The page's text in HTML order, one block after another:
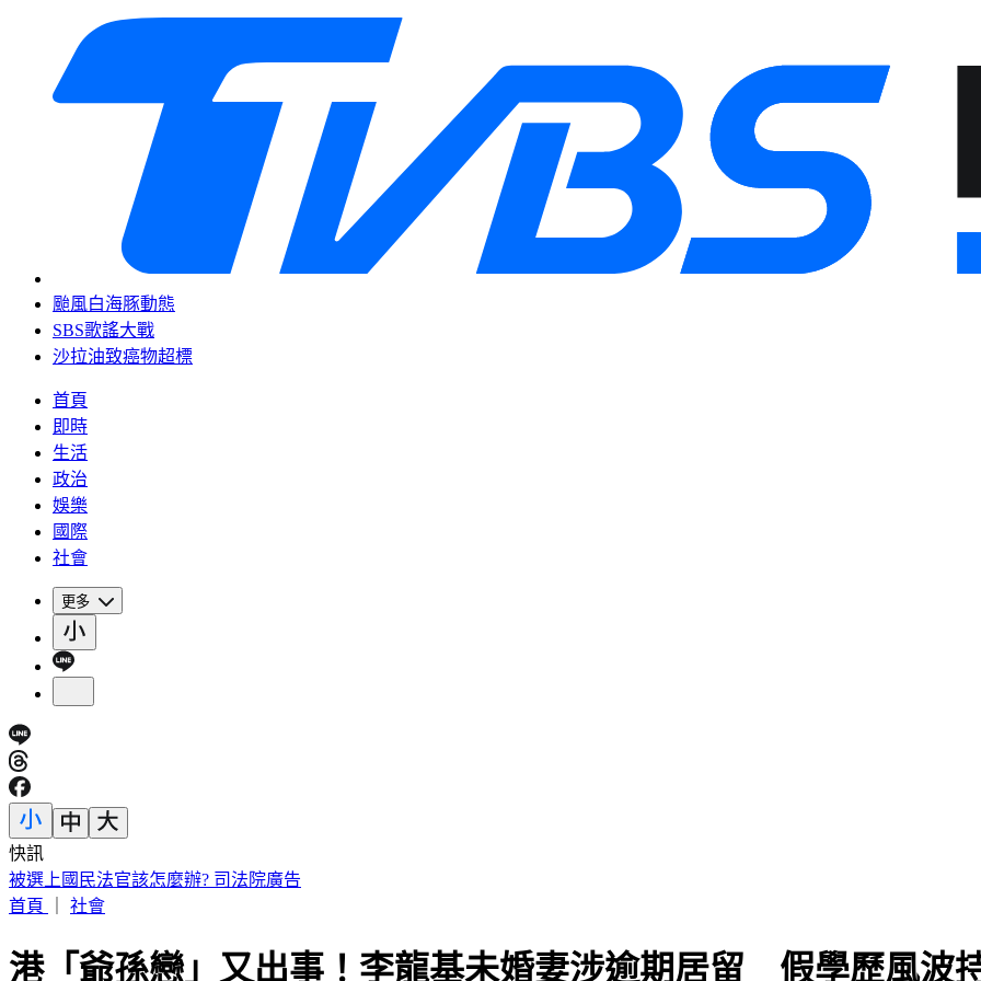
颱風白海豚動態
SBS歌謠大戰
沙拉油致癌物超標
首頁
即時
生活
政治
娛樂
國際
社會
更多
快訊
IU無預警召喚前男友 韓網替「她」心疼：很不舒服
首頁
社會
港「爺孫戀」又出事！李龍基未婚妻涉逾期居留 假學歷風波